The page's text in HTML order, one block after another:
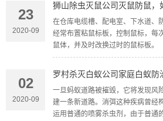
23
2020-09
狮山除虫灭鼠公司灭鼠防鼠，
在仓库电缆槽、配电室、下水道、
经常布置粘鼠标板，控制鼠标，每
鼠体，并及时改换过时的鼠标板。
02
2020-09
罗村杀灭白蚁公司家庭白蚁防
一旦蚂蚁道路被摧毁，它将发现风
建一条新道路。消弭这种疾病曾经
运用普通的喷雾杀虫剂，由于普通